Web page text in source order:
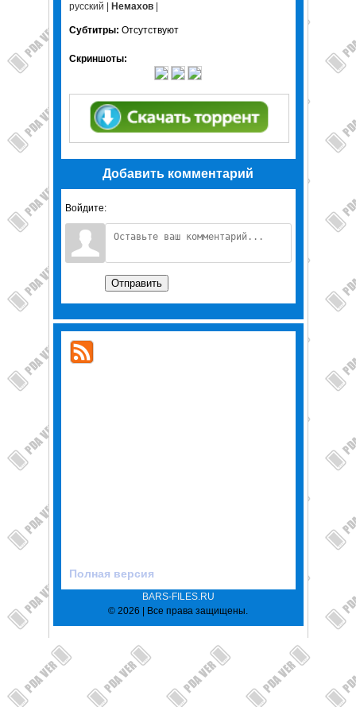
русский |
Немахов|
Субтитры: Отсутствуют
Скриншоты:
Добавить комментарий
Войдите:
Отправить
Полная версия
BARS-FILES.RU
© 2026 | Все права защищены.